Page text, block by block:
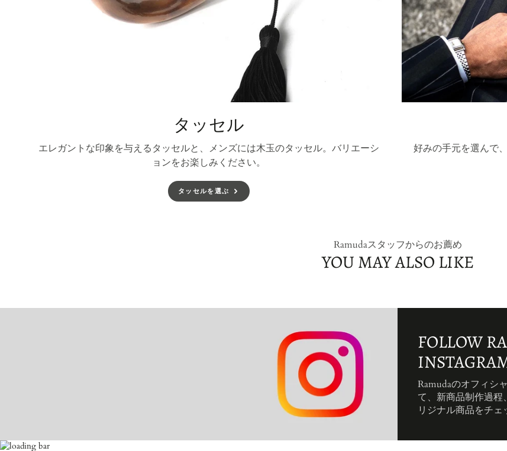
タッセル
エレガントな印象を与えるタッセルと、メンズには木玉のタッセル。バリエーシ
ョンをお楽しみください。
タッセルを選ぶ
好みの手元を選んで
Ramudaスタッフからのお薦め
YOU MAY ALSO LIKE
FOLLOW
Ramudaのオフィシ
て、新商品制作過程
リジナル商品をチェ